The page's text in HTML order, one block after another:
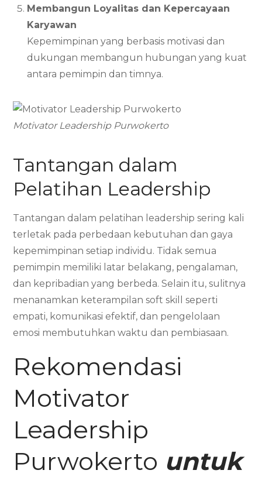
Membangun Loyalitas dan Kepercayaan
Karyawan
Kepemimpinan yang berbasis motivasi dan
dukungan membangun hubungan yang kuat
antara pemimpin dan timnya.
Motivator Leadership Purwokerto
Tantangan dalam
Pelatihan Leadership
Tantangan dalam pelatihan leadership sering kali
terletak pada perbedaan kebutuhan dan gaya
kepemimpinan setiap individu. Tidak semua
pemimpin memiliki latar belakang, pengalaman,
dan kepribadian yang berbeda. Selain itu, sulitnya
menanamkan keterampilan soft skill seperti
empati, komunikasi efektif, dan pengelolaan
emosi membutuhkan waktu dan pembiasaan.
Rekomendasi
Motivator
Leadership
Purwokerto untuk